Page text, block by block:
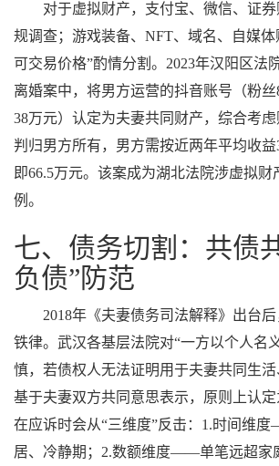
对于虚拟财产，支付宝、微信、证
规调查；游戏装备、NFT、域名、自媒体
可交易价格”酌情分割。2023年汉阳区法
离婚案中，将男方运营的抖音账号（粉
38万元）认定为夫妻共同财产，综合考虑
判归男方所有，男方需按近两年平均收益
即66.5万元。该案成为湖北法院涉虚拟财
例。
七、债务切割：共债
负债”防范
2018年《夫妻债务司法解释》出台
铁律。武汉各基层法院对“一方以个人名
慎，若债权人无法证明用于夫妻共同生
基于夫妻双方共同意思表示，原则上认
在应诉时会从“三维度”反击：1.时间维
居、冷静期；2.数额维度——单笔远超家